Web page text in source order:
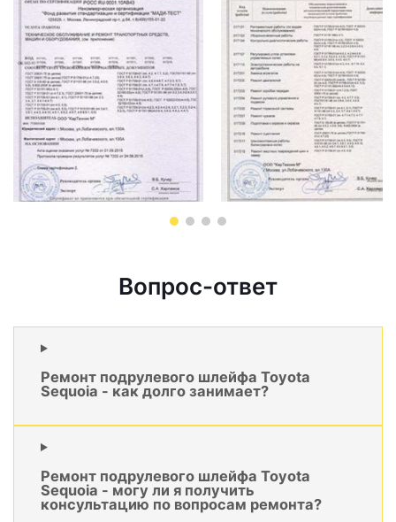
Вопрос-ответ
Ремонт подрулевого шлейфа Toyota
Sequoia - как долго занимает?
Ремонт подрулевого шлейфа Toyota
Sequoia - могу ли я получить
консультацию по вопросам ремонта?